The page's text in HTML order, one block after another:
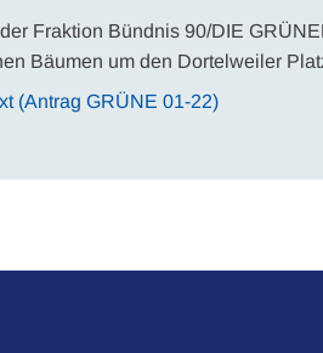
Fraktion Bündnis 90/DIE
Bäumen um den Dortelweiler
(Antrag GRÜNE 01-22)